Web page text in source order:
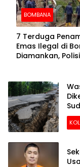
BOMBANA
7 Terduga
Emas Ilegal di
Diamankan,